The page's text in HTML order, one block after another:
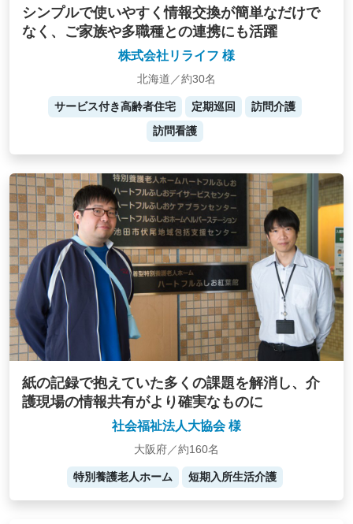
シンプルで使いやすく情報交換が簡単なだけで
なく、ご家族や多職種との連携にも活躍
株式会社リライフ 様
北海道／約30名
サービス付き高齢者住宅 定期巡回
訪問介護
訪問看護
紙の記録で抱えていた多くの課題を解消し、介
護現場の情報共有がより確実なものに
社会福祉法人大協会 様
大阪府／約160名
特別養護老人ホーム 短期入所生活介護